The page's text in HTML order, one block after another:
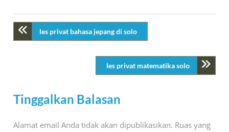
les privat bahasa jepang di solo
les privat matematika solo
Tinggalkan Balasan
Alamat email Anda tidak akan dipublikasikan. Ruas yang